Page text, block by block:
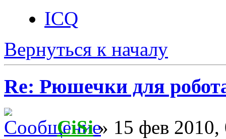
ICQ
Вернуться к началу
Re: Рюшечки для
CiSi» 15 фев 2010,